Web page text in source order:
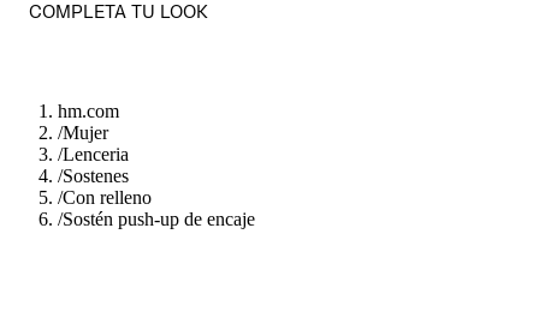
COMPLETA TU LOOK
hm.com
/Mujer
/Lenceria
/Sostenes
/Con relleno
/Sostén push-up de encaje